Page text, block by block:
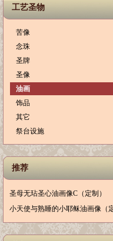
工艺圣物
苦像
念珠
圣牌
圣像
油画
饰品
其它
祭台设施
推荐
圣母无玷圣心油画像C（定制）
小天使与熟睡的小耶稣油画像（